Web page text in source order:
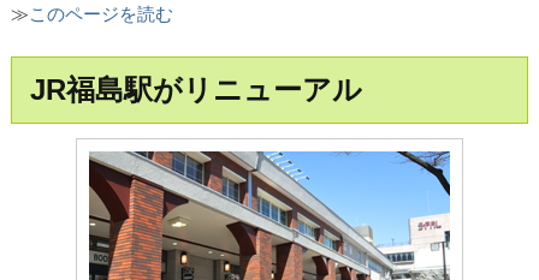
≫このページを読む
JR福島駅がリニューアル